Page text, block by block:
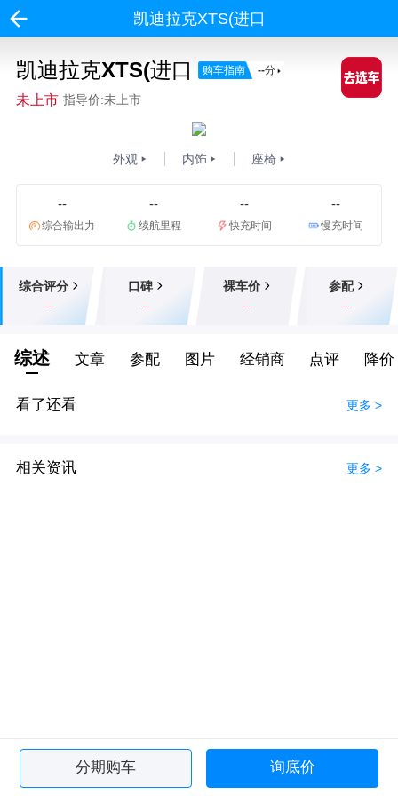
凯迪拉克XTS(进口
凯迪拉克XTS(进口 购车指南 --分
未上市 指导价:未上市
外观 内饰 座椅
--
综合输出力
--
续航里程
--
快充时间
--
慢充时间
综合评分
--
口碑
--
裸车价
--
参配
--
综述 文章 参配 图片 经销商 点评 降价
看了还看 更多 >
相关资讯 更多 >
分期购车 询底价